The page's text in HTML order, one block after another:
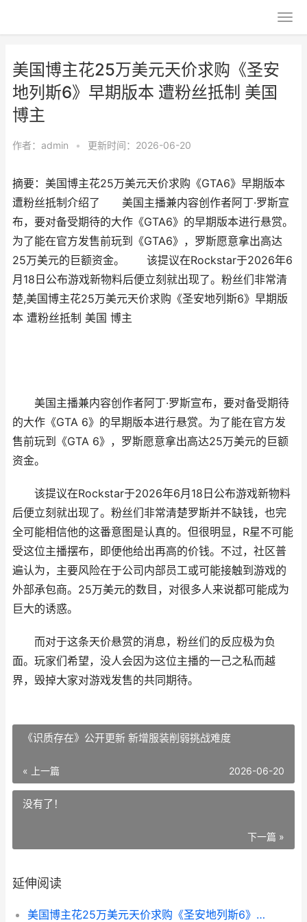
美国博主花25万美元天价求购《圣安
地列斯6》早期版本 遭粉丝抵制 美国
博主
作者： admin • 更新时间：2026-06-20
摘要：美国博主花25万美元天价求购《GTA6》早期版本
遭粉丝抵制介绍了 美国主播兼内容创作者阿丁·罗斯宣
布，要对备受期待的大作《GTA6》的早期版本进行悬赏。
为了能在官方发售前玩到《GTA6》，罗斯愿意拿出高达
25万美元的巨额资金。 该提议在Rockstar于2026年6
月18日公布游戏新物料后便立刻就出现了。粉丝们非常清
楚,美国博主花25万美元天价求购《圣安地列斯6》早期版
本 遭粉丝抵制 美国 博主
美国主播兼内容创作者阿丁·罗斯宣布，要对备受期待
的大作《GTA 6》的早期版本进行悬赏。为了能在官方发
售前玩到《GTA 6》，罗斯愿意拿出高达25万美元的巨额
资金。
该提议在Rockstar于2026年6月18日公布游戏新物料
后便立刻就出现了。粉丝们非常清楚罗斯并不缺钱，也完
全可能相信他的这番意图是认真的。但很明显，R星不可能
受这位主播摆布，即便他给出再高的价钱。不过，社区普
遍认为，主要风险在于公司内部员工或可能接触到游戏的
外部承包商。25万美元的数目，对很多人来说都可能成为
巨大的诱惑。
而对于这条天价悬赏的消息，粉丝们的反应极为负
面。玩家们希望，没人会因为这位主播的一己之私而越
界，毁掉大家对游戏发售的共同期待。
《识质存在》公开更新 新增服装削弱挑战难度
« 上一篇 2026-06-20
没有了！
下一篇 »
延伸阅读
美国博主花25万美元天价求购《圣安地列斯6》早期版本 遭粉丝抵制 美国 博主